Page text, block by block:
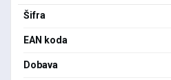
Šifra
EAN koda
Dobava